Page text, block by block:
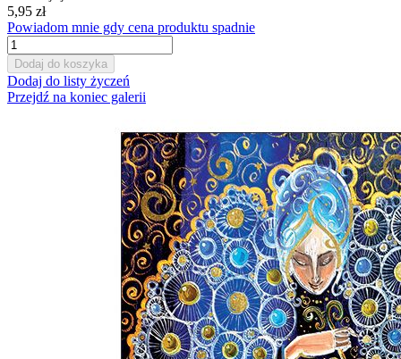
5,95 zł
Powiadom mnie gdy cena produktu spadnie
Dodaj do koszyka
Dodaj do listy życzeń
Przejdź na koniec galerii